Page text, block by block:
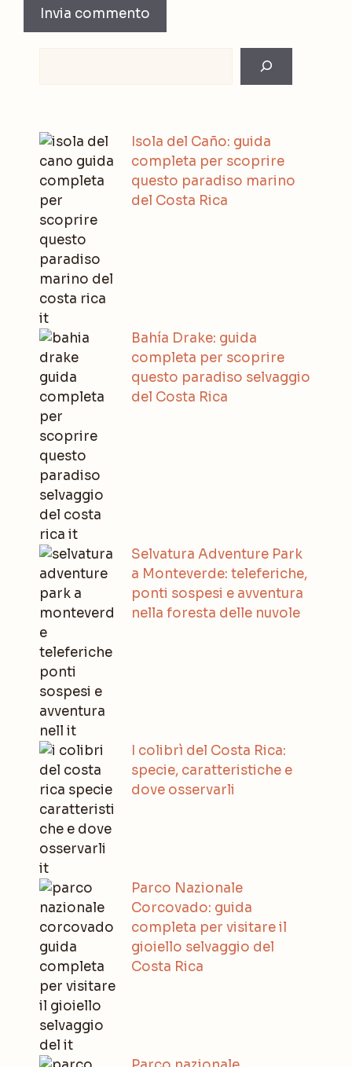
Isola del Caño: guida
completa per scoprire
questo paradiso marino
del Costa Rica
Bahía Drake: guida
completa per scoprire
questo paradiso selvaggio
del Costa Rica
Selvatura Adventure Park
a Monteverde: teleferiche,
ponti sospesi e avventura
nella foresta delle nuvole
I colibrì del Costa Rica:
specie, caratteristiche e
dove osservarli
Parco Nazionale
Corcovado: guida
completa per visitare il
gioiello selvaggio del
Costa Rica